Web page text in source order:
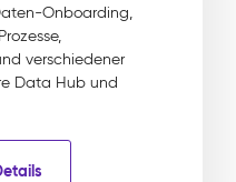
Onboarding,
verschiedener
Data Hub und